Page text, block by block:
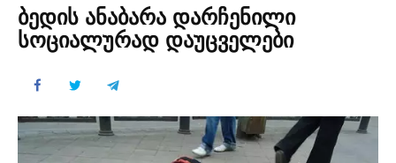
ბედის ანაბარა დარჩენილი
სოციალურად დაუცველები